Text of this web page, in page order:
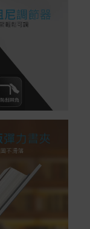
以透過專線或
Card及JCB卡
滿1千享3期0利
利率
須使用行動裝